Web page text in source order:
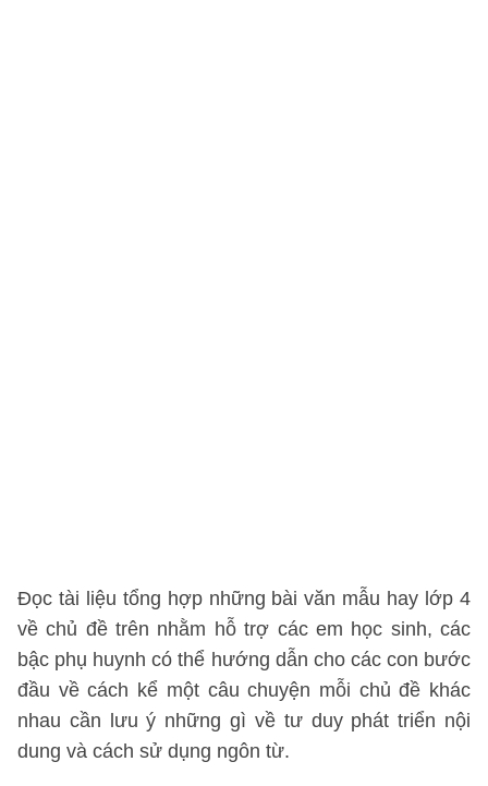
Đọc tài liệu tổng hợp những bài văn mẫu hay lớp 4
về chủ đề trên nhằm hỗ trợ các em học sinh, các
bậc phụ huynh có thể hướng dẫn cho các con bước
đầu về cách kể một câu chuyện mỗi chủ đề khác
nhau cần lưu ý những gì về tư duy phát triển nội
dung và cách sử dụng ngôn từ.